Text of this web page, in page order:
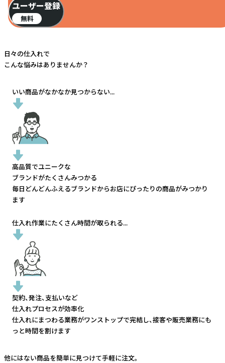
ユーザー登録
無料
日々の仕入れで
こんな悩みはありませんか？
いい商品がなかなか見つからない...
高品質でユニークな
ブランドがたくさんみつかる
毎日どんどんふえるブランドからお店にぴったりの商品がみつかり
ます
仕入れ作業にたくさん時間が取られる...
契約、発注、支払いなど
仕入れプロセスが効率化
仕入れにまつわる業務がワンストップで完結し、接客や販売業務にも
っと時間を割けます
他にはない商品を簡単に見つけて手軽に注文。